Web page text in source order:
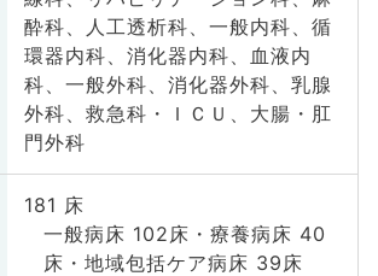
酔科、人工透析科、一般内科、循
環器内科、消化器内科、血液内
科、一般外科、消化器外科、乳腺
外科、救急科・ＩＣＵ、大腸・肛
門外科
181 床
一般病床 102床・療養病床 40
床・地域包括ケア病床 39床